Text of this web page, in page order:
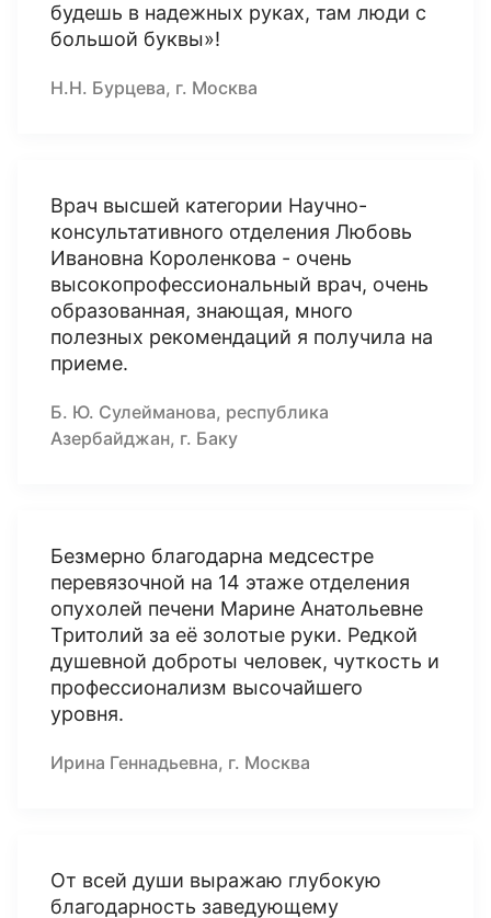
будешь в надежных руках, там люди с
большой буквы»!
Н.Н. Бурцева, г. Москва
Врач высшей категории Научно-
консультативного отделения Любовь
Ивановна Короленкова - очень
высокопрофессиональный врач, очень
образованная, знающая, много
полезных рекомендаций я получила на
приеме.
Б. Ю. Сулейманова, республика
Азербайджан, г. Баку
Безмерно благодарна медсестре
перевязочной на 14 этаже отделения
опухолей печени Марине Анатольевне
Тритолий за её золотые руки. Редкой
душевной доброты человек, чуткость и
профессионализм высочайшего
уровня.
Ирина Геннадьевна, г. Москва
От всей души выражаю глубокую
благодарность заведующему